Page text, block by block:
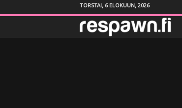
TORSTAI, 6 ELOKUUN, 2026